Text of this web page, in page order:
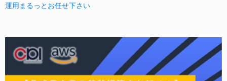
運用まるっとお任せ下さい